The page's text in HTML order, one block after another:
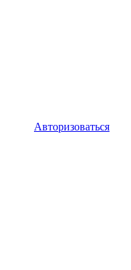
Авторизоваться